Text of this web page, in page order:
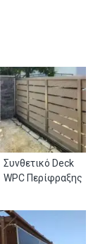
Συνθετικό Deck
WPC Περίφραξης